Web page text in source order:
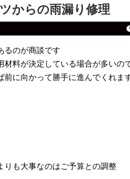
からの雨漏り修理
るのが商談です
材料が決定している場合が多いの
前に向かって勝手に進んでくれま
りも大事なのはご予算との調整
足袋人の仲間
本日の一品
その他